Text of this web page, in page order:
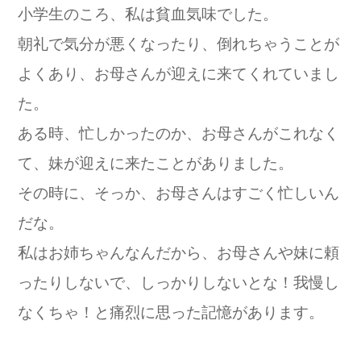
小学生のころ、私は貧血気味でした。
朝礼で気分が悪くなったり、倒れちゃうことが
よくあり、お母さんが迎えに来てくれていまし
た。
ある時、忙しかったのか、お母さんがこれなく
て、妹が迎えに来たことがありました。
その時に、そっか、お母さんはすごく忙しいん
だな。
私はお姉ちゃんなんだから、お母さんや妹に頼
ったりしないで、しっかりしないとな！我慢し
なくちゃ！と痛烈に思った記憶があります。